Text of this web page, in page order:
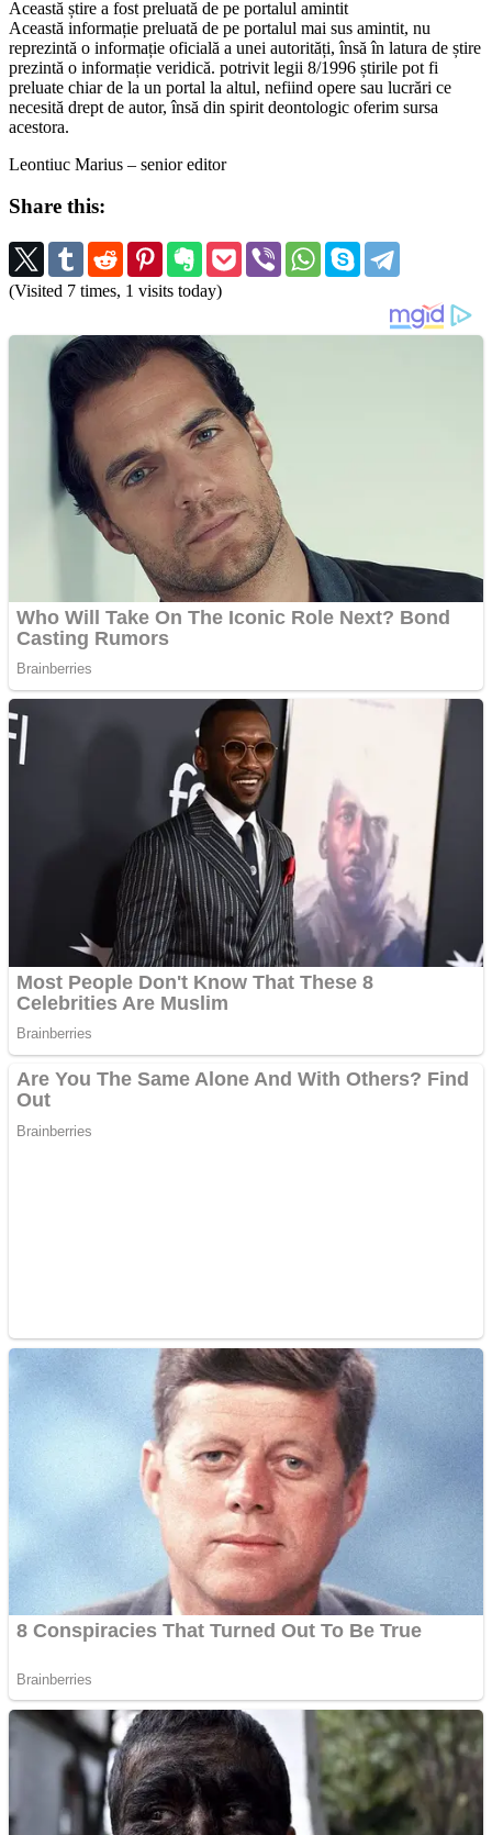
Această știre a fost preluată de pe portalul amintit
Această informație preluată de pe portalul mai sus amintit, nu
reprezintă o informație oficială a unei autorități, însă în latura de știre
prezintă o informație veridică. potrivit legii 8/1996 știrile pot fi
preluate chiar de la un portal la altul, nefiind opere sau lucrări ce
necesită drept de autor, însă din spirit deontologic oferim sursa
acestora.
Leontiuc Marius – senior editor
Share this:
(Visited 7 times, 1 visits today)